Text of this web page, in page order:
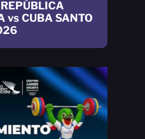
vs CUBA SANTO